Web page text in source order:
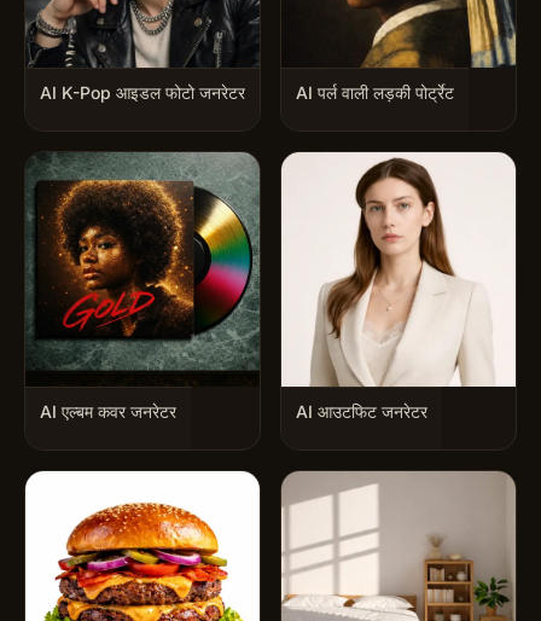
AI K-Pop आइडल फोटो जनरेटर AI पर्ल वाली लड़की पोर्ट्रेट
AI एल्बम कवर जनरेटर AI आउटफिट जनरेटर